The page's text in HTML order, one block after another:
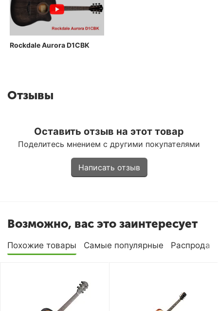
Rockdale Aurora D1CBK
Отзывы
Оставить отзыв на этот товар
Поделитесь мнением с другими покупателями
Написать отзыв
Возможно, вас это заинтересует
Похожие товары Самые популярные